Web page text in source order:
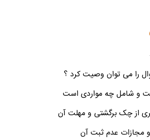
را می توان وصیت کرد ؟
و شامل چه مواردی است
از چک برگشتی و مهلت آن
مجازات عدم ثبت آن